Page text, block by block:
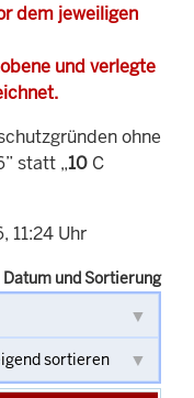
dem jeweiligen
und verlegte
ohne
statt „10 C
11:24 Uhr
Datum und Sortierung